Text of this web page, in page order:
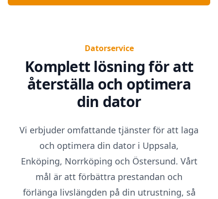
Datorservice
Komplett lösning för att
återställa och optimera
din dator
Vi erbjuder omfattande tjänster för att laga
och optimera din dator i Uppsala,
Enköping, Norrköping och Östersund. Vårt
mål är att förbättra prestandan och
förlänga livslängden på din utrustning, så